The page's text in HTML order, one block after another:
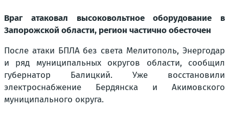
Враг атаковал высоковольтное оборудование в
Запорожской области, регион частично обесточен
После атаки БПЛА без света Мелитополь, Энергодар
и ряд муниципальных округов области, сообщил
губернатор Балицкий. Уже восстановили
электроснабжение Бердянска и Акимовского
муниципального округа.